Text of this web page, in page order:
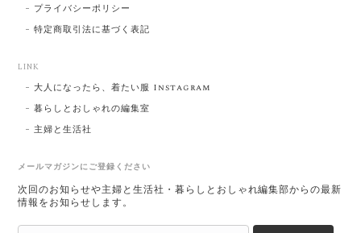
プライバシーポリシー
特定商取引法に基づく表記
LINK
大人になったら、着たい服 Instagram
暮らしとおしゃれの編集室
主婦と生活社
メールマガジンにご登録ください
次回のお知らせや主婦と生活社・暮らしとおしゃれ編集部からの最新
情報をお知らせします。